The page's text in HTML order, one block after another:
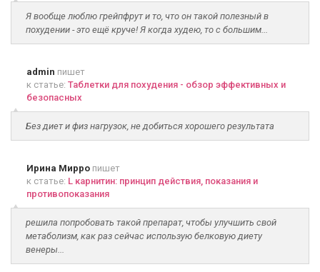
Я вообще люблю грейпфрут и то, что он такой полезный в
похудении - это ещё круче! Я когда худею, то с большим...
admin пишет
к статье: Таблетки для похудения - обзор эффективных и
безопасных
Без диет и физ нагрузок, не добиться хорошего результата
Ирина Мирро пишет
к статье: L карнитин: принцип действия, показания и
противопоказания
решила попробовать такой препарат, чтобы улучшить свой
метаболизм, как раз сейчас использую белковую диету
венеры...